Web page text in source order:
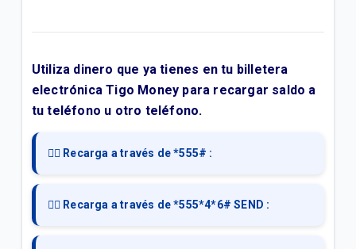
¿Cómo realizo la consulta de mis transacciones en
Tigo Money?
¿Qué es Retiro Fácil y cómo funciona?
¿Cómo funciona Tigo Money desde el USSD?
Transferencias ACH Tigo Money
Utiliza dinero que ya tienes en tu billetera
electrónica Tigo Money para recargar saldo a
tu teléfono u otro teléfono.
👉🏻 Recarga a través de *555# :
👉🏻 Recarga a través de *555*4*6# SEND :